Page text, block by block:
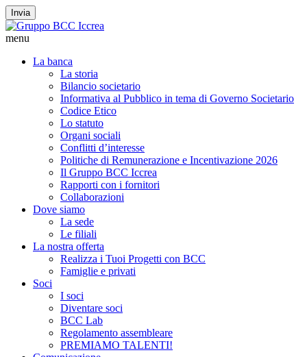
Invia
menu
La banca
La storia
Bilancio societario
Informativa al Pubblico in tema di Governo Societario
Codice Etico
Lo statuto
Organi sociali
Conflitti d’interesse
Politiche di Remunerazione e Incentivazione 2026
Il Gruppo BCC Iccrea
Rapporti con i fornitori
Collaborazioni
Dove siamo
La sede
Le filiali
La nostra offerta
Realizza i Tuoi Progetti con BCC
Famiglie e privati
Soci
I soci
Diventare soci
BCC Lab
Regolamento assembleare
PREMIAMO TALENTI!